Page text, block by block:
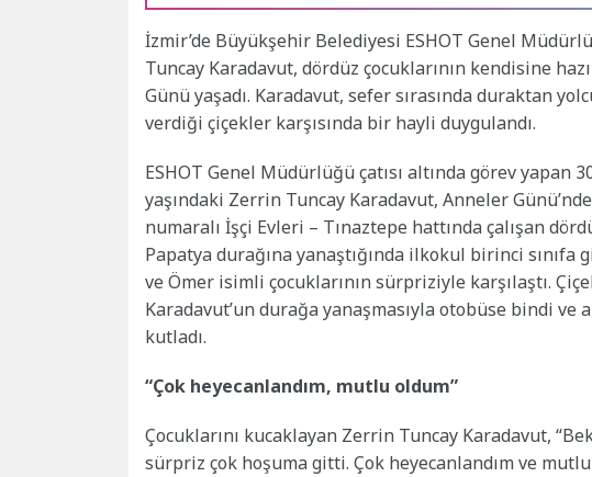
İzmir’de Büyükşehir Belediyesi ESHOT Genel
Tuncay Karadavut, dördüz çocuklarının kendisine
Günü yaşadı. Karadavut, sefer sırasında duraktan
verdiği çiçekler karşısında bir hayli duygulandı.
ESHOT Genel Müdürlüğü çatısı altında görev yapan
yaşındaki Zerrin Tuncay Karadavut, Anneler
numaralı İşçi Evleri – Tınaztepe hattında çalışan
Papatya durağına yanaştığında ilkokul birinci sınıfa
ve Ömer isimli çocuklarının sürpriziyle karşılaştı.
Karadavut’un durağa yanaşmasıyla otobüse bindi ve
kutladı.
“Çok heyecanlandım, mutlu oldum”
Çocuklarını kucaklayan Zerrin Tuncay Karadavut,
sürpriz çok hoşuma gitti. Çok heyecanlandım ve